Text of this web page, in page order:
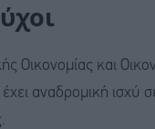
Οικονομίας και
αναδρομική ισχύ